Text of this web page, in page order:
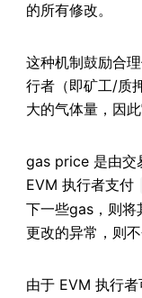
的所有修改。
这种机制鼓励合
行者（即矿工/质
大的气体量，因
gas price 是由交
EVM 执行者支付
下一些gas，则将
更改的异常，则
由于 EVM 执行